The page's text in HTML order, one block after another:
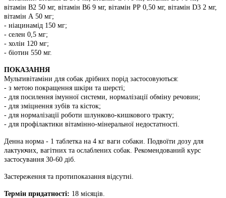
вітамін В2 50 мг, вітамін В6 9 мг, вітамін РР 0,50 мг, вітамін D3 2 мг,
вітамін А 50 мг;
- ніацинамід 150 мг;
- селен 0,5 мг;
- холін 120 мг;
- біотин 550 мг.
ПОКАЗАННЯ
Мультивітаміни для собак дрібних порід застосовуються:
- з метою покращення шкіри та шерсті;
- для посилення імунної системи, нормалізації обміну речовин;
- для зміцнення зубів та кісток;
- для нормалізації роботи шлунково-кишкового тракту;
- для профілактики вітамінно-мінеральної недостатності.
Денна норма - 1 таблетка на 4 кг ваги собаки. Подвоїти дозу для
лактуючих, вагітних та ослаблених собак. Рекомендований курс
застосування 30-60 діб.
Застереження та протипоказання відсутні.
Термін придатності: 18 місяців.